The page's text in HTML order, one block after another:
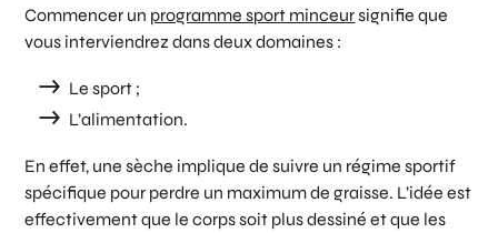
Commencer un programme sport minceursignifie que
vous interviendrez dans deux domaines :
Le sport ;
L’alimentation.
En effet, une sèche implique de suivre un régime sportif
spécifique pour perdre un maximum de graisse. L’idée est
effectivement que le corps soit plus dessiné et que les